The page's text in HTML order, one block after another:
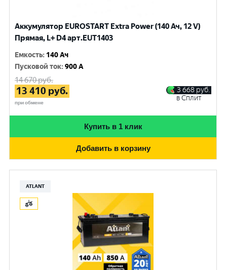
Аккумулятор EUROSTART Extra Power (140 Ач, 12 V)
Прямая, L+ D4 арт.EUT1403
Емкость: 140 Ач
Пусковой ток:900 A
14 670руб.
13 410 руб.
при обмене
3 668 руб.
в Сплит
Купить в 1 клик
Добавить в корзину
ATLANT